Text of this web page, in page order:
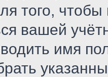
того, чтобы
вашей
имя